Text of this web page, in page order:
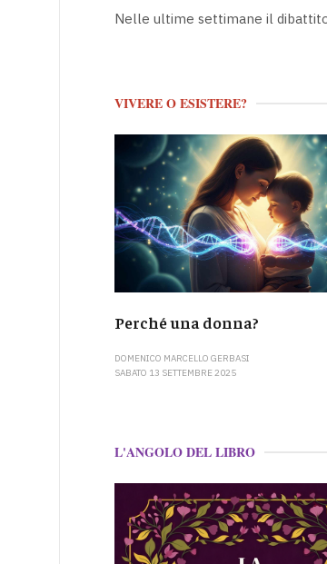
Nelle ultime settimane il
VIVERE O ESISTERE?
Perché una donna?
DOMENICO MARCELLO GERBASI
SABATO 13 SETTEMBRE 2025
L'ANGOLO DEL LIBRO